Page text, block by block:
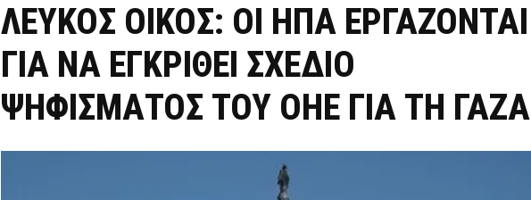
ΛΕΥΚΟΣ ΟΙΚΟΣ: ΟΙ ΗΠΑ ΕΡΓΑΖΟΝΤΑΙ
ΓΙΑ ΝΑ ΕΓΚΡΙΘΕΙ ΣΧΕΔΙΟ
ΨΗΦΙΣΜΑΤΟΣ ΤΟΥ ΟΗΕ ΓΙΑ ΤΗ ΓΑΖΑ